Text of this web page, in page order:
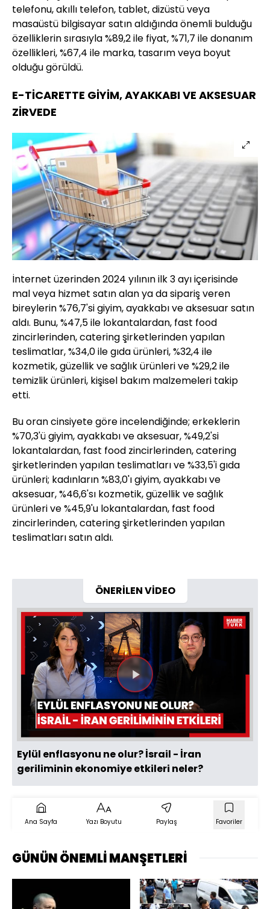
telefonu, akıllı telefon, tablet, dizüstü veya
masaüstü bilgisayar satın aldığında önemli bulduğu
özelliklerin sırasıyla %89,2 ile fiyat, %71,7 ile donanım
özellikleri, %67,4 ile marka, tasarım veya boyut
olduğu görüldü.
E-TİCARETTE GİYİM, AYAKKABI VE AKSESUAR
ZİRVEDE
İnternet üzerinden 2024 yılının ilk 3 ayı içerisinde
mal veya hizmet satın alan ya da sipariş veren
bireylerin %76,7'si giyim, ayakkabı ve aksesuar satın
aldı. Bunu, %47,5 ile lokantalardan, fast food
zincirlerinden, catering şirketlerinden yapılan
teslimatlar, %34,0 ile gıda ürünleri, %32,4 ile
kozmetik, güzellik ve sağlık ürünleri ve %29,2 ile
temizlik ürünleri, kişisel bakım malzemeleri takip
etti.
Bu oran cinsiyete göre incelendiğinde; erkeklerin
%70,3'ü giyim, ayakkabı ve aksesuar, %49,2'si
lokantalardan, fast food zincirlerinden, catering
şirketlerinden yapılan teslimatları ve %33,5'i gıda
ürünleri; kadınların %83,0'ı giyim, ayakkabı ve
aksesuar, %46,6'sı kozmetik, güzellik ve sağlık
ürünleri ve %45,9'u lokantalardan, fast food
zincirlerinden, catering şirketlerinden yapılan
teslimatları satın aldı.
ÖNERİLEN VİDEO
Videoyu
Oynat
Eylül enflasyonu ne olur? İsrail - İran
geriliminin ekonomiye etkileri neler?
Ana Sayfa Yazı Boyutu Paylaş Favoriler
GÜNÜN ÖNEMLİ MANŞETLERİ